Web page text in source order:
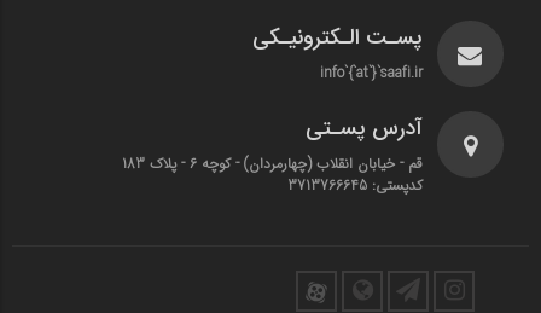
پسـت الـکترونیـکی
info`{`at`}`saafi.ir
آدرس پسـتی
قم - خیابان انقلاب (چهارمردان)‌ - کوچه 6 - پلاک 183
کدپستی: 3713766645